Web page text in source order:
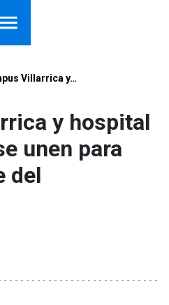
Villarrica y…
y hospital
unen para
del